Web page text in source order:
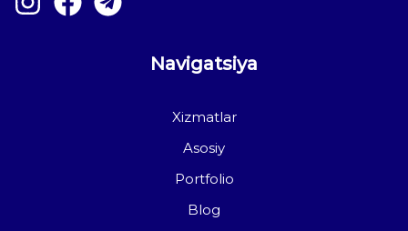
Navigatsiya
Xizmatlar
Asosiy
Portfolio
Blog